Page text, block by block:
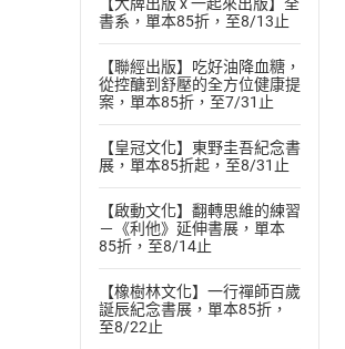
書系，單本85折，至8/13止
【聯經出版】吃好油降血糖，
從控醣到舒壓的全方位健康提
案，單本85折，至7/31止
【皇冠文化】東野圭吾紀念書
展，單本85折起，至8/31止
【啟動文化】翻轉思維的練習
－《利他》延伸書展，單本
85折，至8/14止
【橡樹林文化】一行禪師百歲
誕辰紀念書展，單本85折，
至8/22止